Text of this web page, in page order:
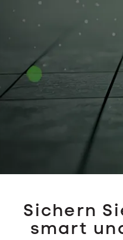
Sichern
smart